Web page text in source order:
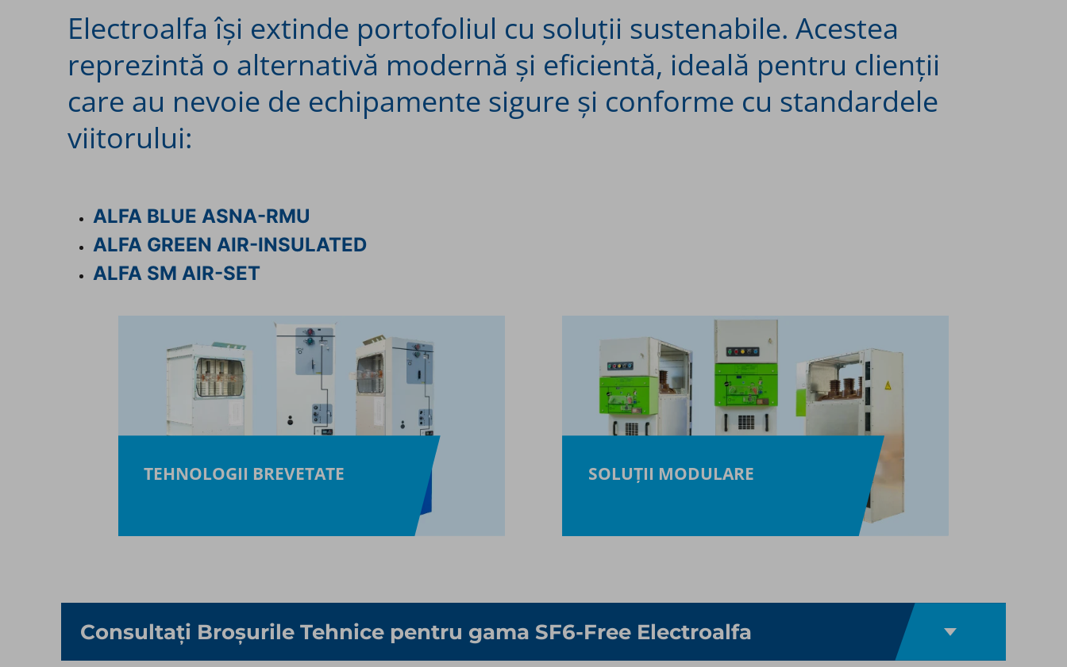
Electroalfa își extinde portofoliul cu soluții sustenabile. Acestea
reprezintă o alternativă modernă și eficientă, ideală pentru clienții
care au nevoie de echipamente sigure și conforme cu standardele
viitorului:
ALFA BLUE ASNA-RMU
ALFA GREEN AIR-INSULATED
ALFA SM AIR-SET
TEHNOLOGII BREVETATE SOLUȚII MODULARE
Consultați Broșurile Tehnice pentru gama SF6-Free Electroalfa